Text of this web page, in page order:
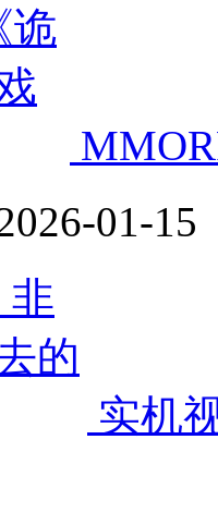
01-15
实机